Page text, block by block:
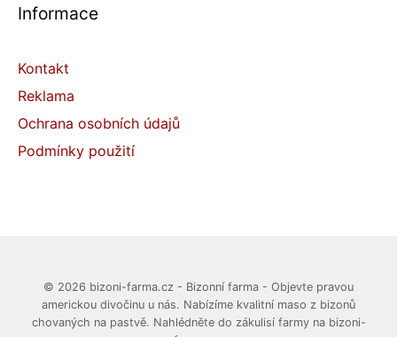
Informace
Kontakt
Reklama
Ochrana osobních údajů
Podmínky použití
© 2026 bizoni-farma.cz - Bizonní farma - Objevte pravou
americkou divočinu u nás. Nabízíme kvalitní maso z bizonů
chovaných na pastvě. Nahlédněte do zákulisí farmy na bizoni-